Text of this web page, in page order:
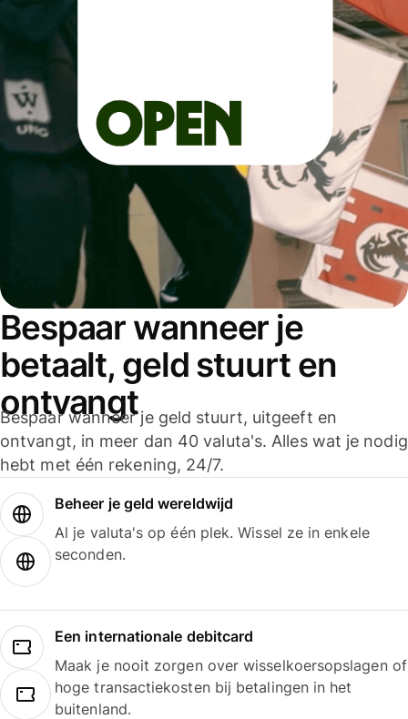
Bespaar wanneer je
betaalt, geld stuurt en
ontvangt
Bespaar wanneer je geld stuurt, uitgeeft en
ontvangt, in meer dan 40 valuta's. Alles wat je nodig
hebt met één rekening, 24/7.
Beheer je geld wereldwijd
Al je valuta's op één plek. Wissel ze in enkele
seconden.
Een internationale debitcard
Maak je nooit zorgen over wisselkoersopslagen of
hoge transactiekosten bij betalingen in het
buitenland.